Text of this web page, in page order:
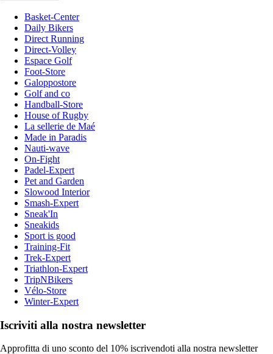
Basket-Center
Daily Bikers
Direct Running
Direct-Volley
Espace Golf
Foot-Store
Galoppostore
Golf and co
Handball-Store
House of Rugby
La sellerie de Maé
Made in Paradis
Nauti-wave
On-Fight
Padel-Expert
Pet and Garden
Slowood Interior
Smash-Expert
Sneak'In
Sneakids
Sport is good
Training-Fit
Trek-Expert
Triathlon-Expert
TripNBikers
Vélo-Store
Winter-Expert
Iscriviti alla nostra newsletter
Approfitta di uno sconto del 10% iscrivendoti alla nostra newsletter